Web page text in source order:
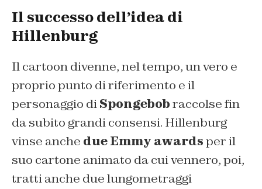
Il successo dell’idea di
Hillenburg
Il cartoon divenne, nel tempo, un vero e
proprio punto di riferimento e il
personaggio diSpongebobraccolse fin
da subito grandi consensi. Hillenburg
vinse anche due Emmy awardsper il
suo cartone animato da cui vennero, poi,
tratti anche due lungometraggi